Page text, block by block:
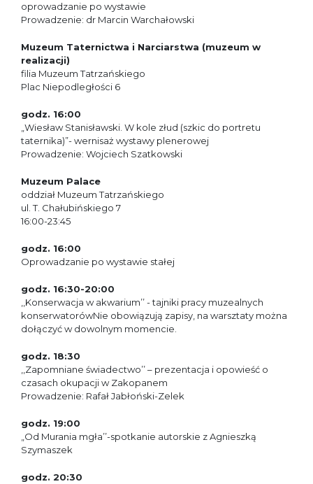
oprowadzanie po wystawie
Prowadzenie: dr Marcin Warchałowski
Muzeum Taternictwa i Narciarstwa (muzeum w
realizacji)
filia Muzeum Tatrzańskiego
Plac Niepodległości 6
godz. 16:00
„Wiesław Stanisławski. W kole złud (szkic do portretu
taternika)”- wernisaż wystawy plenerowej
Prowadzenie: Wojciech Szatkowski
Muzeum Palace
oddział Muzeum Tatrzańskiego
ul. T. Chałubińskiego 7
16:00-23:45
godz. 16:00
Oprowadzanie po wystawie stałej
godz. 16:30-20:00
,,Konserwacja w akwarium’’ - tajniki pracy muzealnych
konserwatorówNie obowiązują zapisy, na warsztaty można
dołączyć w dowolnym momencie.
godz. 18:30
,,Zapomniane świadectwo’’ – prezentacja i opowieść o
czasach okupacji w Zakopanem
Prowadzenie: Rafał Jabłoński-Zelek
godz. 19:00
„Od Murania mgła’’-spotkanie autorskie z Agnieszką
Szymaszek
godz. 20:30